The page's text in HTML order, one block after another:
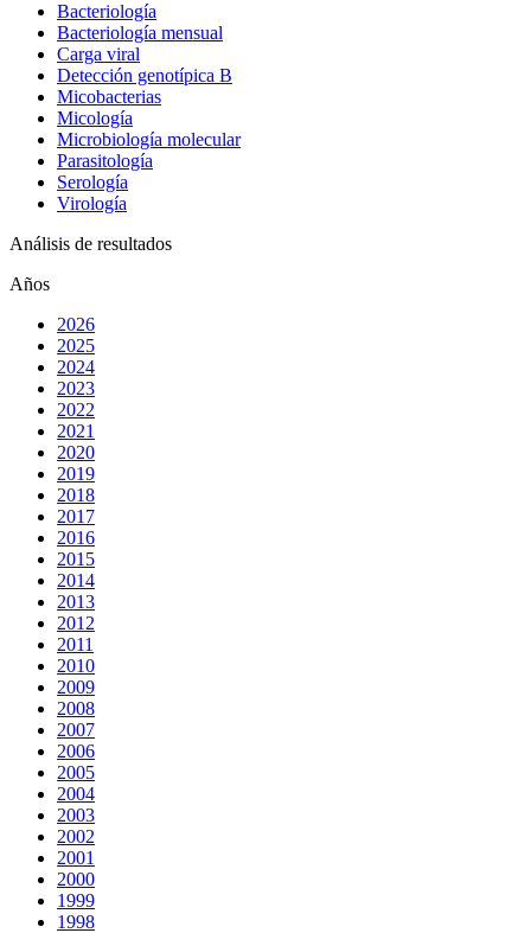
Bacteriología
Bacteriología mensual
Carga viral
Detección genotípica B
Micobacterias
Micología
Microbiología molecular
Parasitología
Serología
Virología
Análisis de resultados
Años
2026
2025
2024
2023
2022
2021
2020
2019
2018
2017
2016
2015
2014
2013
2012
2011
2010
2009
2008
2007
2006
2005
2004
2003
2002
2001
2000
1999
1998